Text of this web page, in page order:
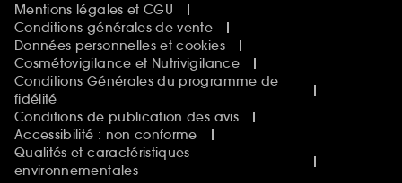
Mentions légales et CGU
Conditions générales de vente
Données personnelles et cookies
Cosmétovigilance et Nutrivigilance
Conditions Générales du programme de
fidélité
Conditions de publication des avis
Accessibilité : non conforme
Qualités et caractéristiques
environnementales